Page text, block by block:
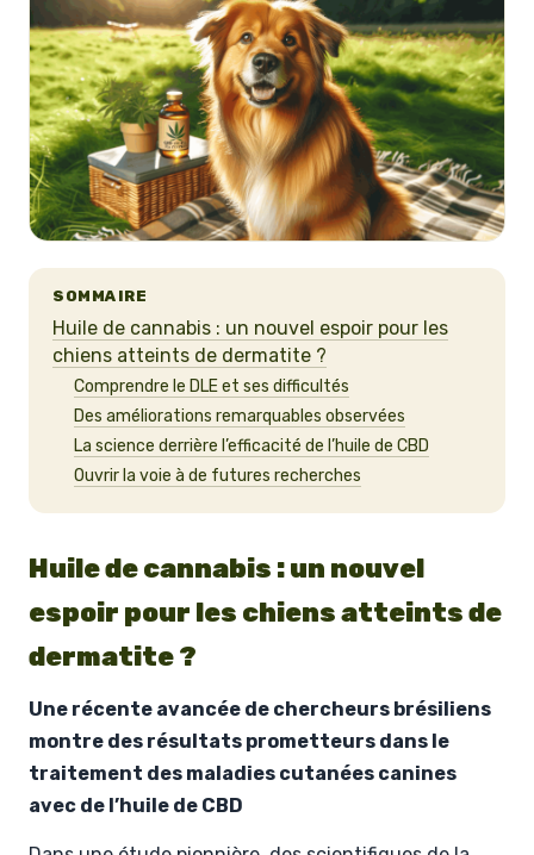
SOMMAIRE
Huile de cannabis : un nouvel espoir pour les
chiens atteints de dermatite ?
Comprendre le DLE et ses difficultés
Des améliorations remarquables observées
La science derrière l’efficacité de l’huile de CBD
Ouvrir la voie à de futures recherches
Huile de cannabis : un nouvel
espoir pour les chiens atteints de
dermatite ?
Une récente avancée de chercheurs brésiliens
montre des résultats prometteurs dans le
traitement des maladies cutanées canines
avec de l’huile de CBD